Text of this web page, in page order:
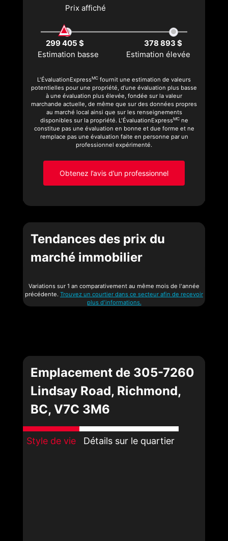
Prix affiché
299 405 $
378 893 $
Estimation basse
Estimation élevée
L'ÉvaluationExpressMC fournit une estimation de valeurs
potentielles pour une propriété, d’une évaluation plus basse
à une évaluation plus élevée, fondée sur la valeur
marchande actuelle, de même que sur des données propres
au marché local ainsi que sur les renseignements
disponibles sur la propriété. L'ÉvaluationExpressMCne
constitue pas une évaluation en bonne et due forme et ne
remplace pas une évaluation faite en personne par un
professionnel expérimenté.
Obtenez l’avis d’un professionnel
Tendances des prix du
marché immobilier
Variations sur 1 an comparativement au même mois de l'année
précédente. Trouvez un courtier dans ce secteur afin de recevoir
plus d'informations.
Emplacement de 305-7260
Lindsay Road, Richmond,
BC, V7C 3M6
Style de vie Détails sur le quartier